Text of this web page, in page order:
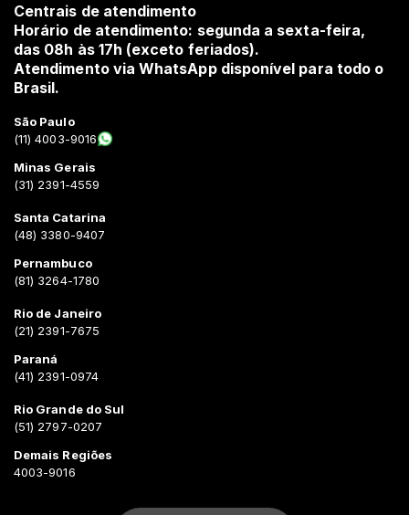
Centrais de atendimento
Horário de atendimento: segunda a sexta-feira,
das 08h às 17h (exceto feriados).
Atendimento via WhatsApp disponível para todo o
Brasil.
São Paulo
(11) 4003-9016
Minas Gerais
(31) 2391-4559
Santa Catarina
(48) 3380-9407
Pernambuco
(81) 3264-1780
Rio de Janeiro
(21) 2391-7675
Paraná
(41) 2391-0974
Rio Grande do Sul
(51) 2797-0207
Demais Regiões
4003-9016